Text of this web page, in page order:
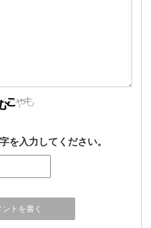
を入力してください。